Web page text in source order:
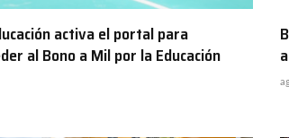
activa el portal para
al Bono a Mil por la Educación